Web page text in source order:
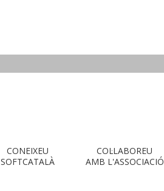
CONEIXEU
SOFTCATALÀ
COL·LABOREU
AMB L'ASSOCIACIÓ